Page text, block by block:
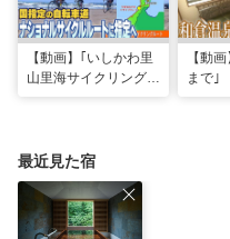
【動画】｢いしかわ里
山里海サイクリングル
【動
まで｣
最近見た宿